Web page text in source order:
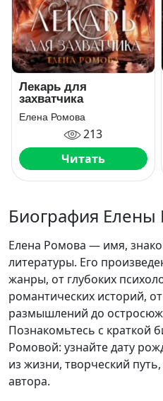
Лекарь для
захватчика
Елена Ромова
213
Читать
Биография
Елена Ромова — имя,
литературы. Его
жанры, от глубоких
романтических историй,
размышлений до
Познакомьтесь с краткой
Ромовой: узнайте дату
из жизни, творческий
автора.